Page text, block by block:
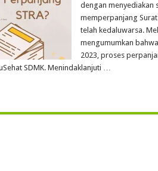
dengan menyediakan
memperpanjang Surat
telah kedaluwarsa.
mengumumkan
2023, proses
SDMK. Menindaklanjuti …